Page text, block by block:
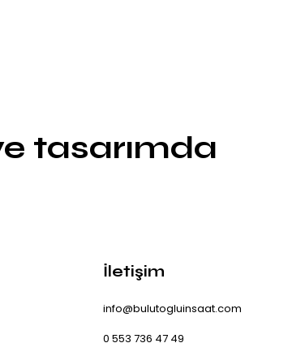
tasarımda
İletişim
info@bulutogluinsaat.com
0 553 736 47 49